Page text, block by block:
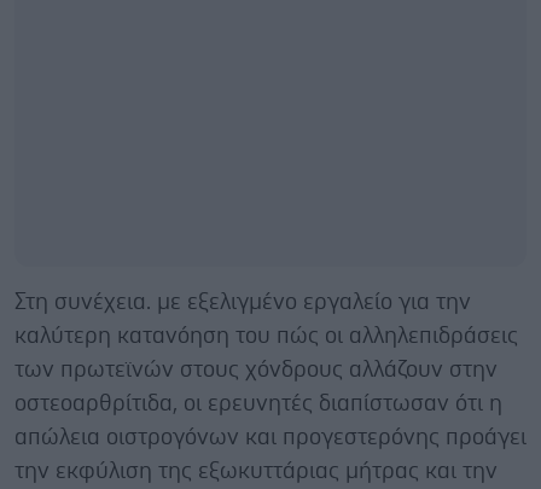
Στη συνέχεια. με εξελιγμένο εργαλείο για την
καλύτερη κατανόηση του πώς οι αλληλεπιδράσεις
των πρωτεϊνών στους χόνδρους αλλάζουν στην
οστεοαρθρίτιδα, οι ερευνητές διαπίστωσαν ότι η
απώλεια οιστρογόνων και προγεστερόνης προάγει
την εκφύλιση της εξωκυττάριας μήτρας και την